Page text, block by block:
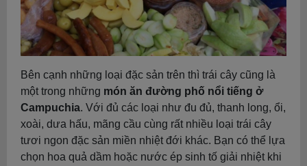
Bên cạnh những loại đặc sản trên thì trái cây cũng là
một trong những món ăn đường phố nổi tiếng ở
Campuchia. Với đủ các loại như đu đủ, thanh long, ổi,
xoài, dưa hấu, mãng cầu cùng rất nhiều loại trái cây
tươi ngon đặc sản miền nhiệt đới khác. Bạn có thể lựa
chọn hoa quả dầm hoặc nước ép sinh tố giải nhiệt khi